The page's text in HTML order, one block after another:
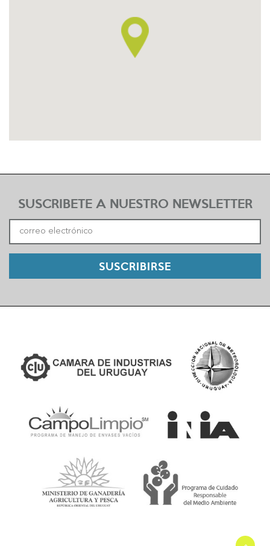
SUSCRIBETE A NUESTRO NEWSLETTER
SUSCRIBIRSE